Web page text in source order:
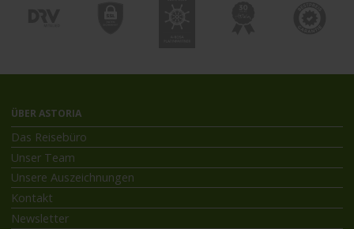
ÜBER ASTORIA
Das Reisebüro
Unser Team
Unsere Auszeichnungen
Kontakt
Newsletter